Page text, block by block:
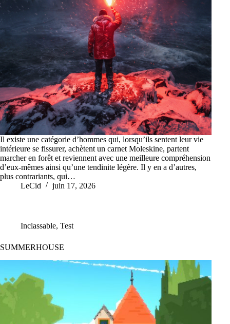
Il existe une catégorie d’hommes qui, lorsqu’ils sentent leur vie
intérieure se fissurer, achètent un carnet Moleskine, partent
marcher en forêt et reviennent avec une meilleure compréhension
d’eux-mêmes ainsi qu’une tendinite légère. Il y en a d’autres,
plus contrariants, qui…
LeCid
juin 17, 2026
Inclassable, Test
SUMMERHOUSE